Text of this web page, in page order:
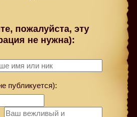
пожалуйста, эту
не нужна):
публикуется):